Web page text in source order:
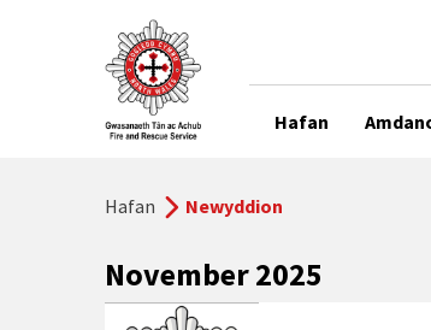
Hafan
Hafan Newyddion
November 2025